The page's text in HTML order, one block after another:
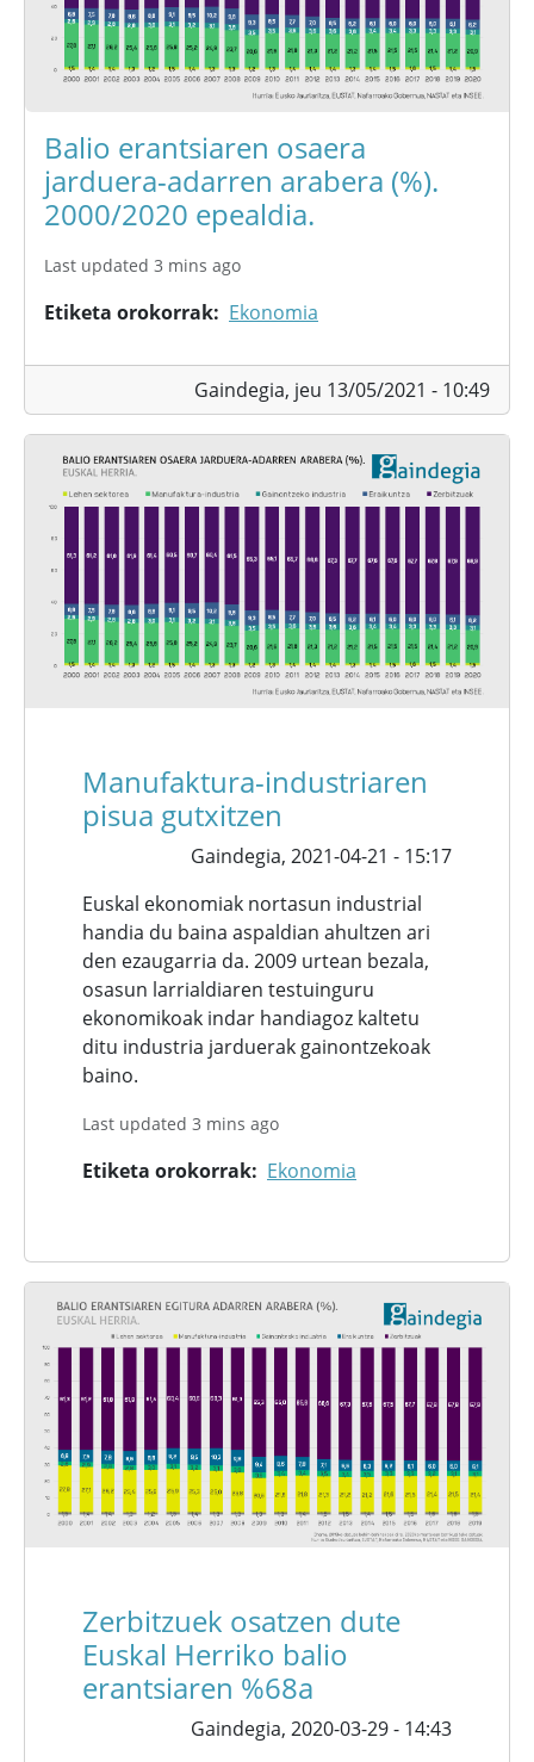
Balio erantsiaren osaera
jarduera-adarren arabera (%).
2000/2020 epealdia.
Last updated 3 mins ago
Etiketa orokorrak Ekonomia
Gaindegia, jeu 13/05/2021 - 10:49
Manufaktura-industriaren
pisua gutxitzen
Gaindegia, 2021-04-21 - 15:17
Euskal ekonomiak nortasun industrial
handia du baina aspaldian ahultzen ari
den ezaugarria da. 2009 urtean bezala,
osasun larrialdiaren testuinguru
ekonomikoak indar handiagoz kaltetu
ditu industria jarduerak gainontzekoak
baino.
Last updated 3 mins ago
Etiketa orokorrak Ekonomia
Zerbitzuek osatzen dute
Euskal Herriko balio
erantsiaren %68a
Gaindegia, 2020-03-29 - 14:43